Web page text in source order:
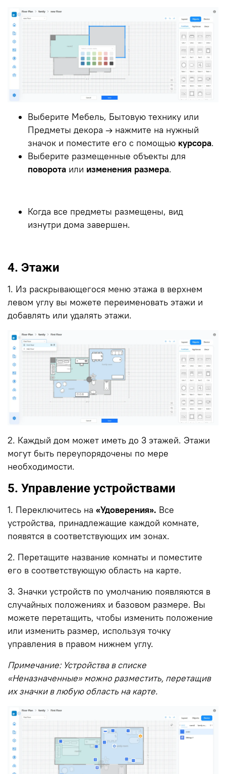
Выберите Мебель, Бытовую технику или
Предметы декора → нажмите на нужный
значок и поместите его с помощью курсора.
Выберите размещенные объекты для
поворота или изменения размера.
Когда все предметы размещены, вид
изнутри дома завершен.
4. Этажи
1. Из раскрывающегося меню этажа в верхнем
левом углу вы можете переименовать этажи и
добавлять или удалять этажи.
2. Каждый дом может иметь до 3 этажей. Этажи
могут быть переупорядочены по мере
необходимости.
5. Управление устройствами
1. Переключитесь на «Удоверения». Все
устройства, принадлежащие каждой комнате,
появятся в соответствующих им зонах.
2. Перетащите название комнаты и поместите
его в соответствующую область на карте.
3. Значки устройств по умолчанию появляются в
случайных положениях и базовом размере. Вы
можете перетащить, чтобы изменить положение
или изменить размер, используя точку
управления в правом нижнем углу.
Примечание: Устройства в списке
«Неназначенные» можно разместить, перетащив
их значки в любую область на карте.